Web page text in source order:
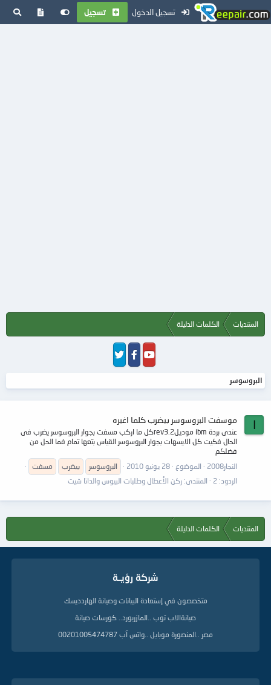
تسجيل الدخول تسجيل
المنتديات الكلمات الدليلة
البروسوسر
ا موسفت البروسوسر بيضرب كلما اغيره
عندى بردة ibm موديلrev3.2كل ما اركب مسفت بجوار البروسوسر يضرب فى
الحال فكيت كل الايسهات بجوار البروسوسر القياس بتعها تمام فما الحل من
فضلكم
النجار2008
الموضوع 28 يونيو 2010 البروسوسر بيضرب
مسفت
الردود: 2
المنتدى: ركن الأعطال وطلبات البيوس والداتا شيت
المنتديات الكلمات الدليلة
شركة رؤيــة
متخصصون في إستعادة البيانات وصيانة الهاردديسك
صيانةالاب توب ..المازربورد.. كورسات صيانة
مصر ..المنصورة موبايل ..واتس آب 00201005474787